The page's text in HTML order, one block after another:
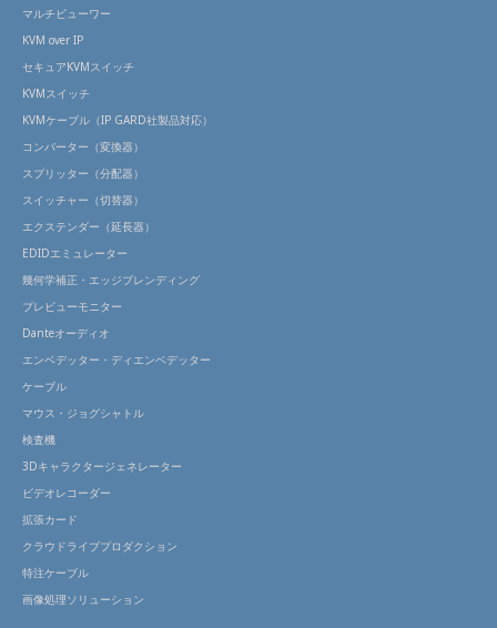
マルチビューワー
KVM over IP
セキュアKVMスイッチ
KVMスイッチ
KVMケーブル（IP GARD社製品対応）
コンバーター（変換器）
スプリッター（分配器）
スイッチャー（切替器）
エクステンダー（延長器）
EDIDエミュレーター
幾何学補正・エッジブレンディング
プレビューモニター
Danteオーディオ
エンベデッター・ディエンベデッター
ケーブル
マウス・ジョグシャトル
検査機
3Dキャラクタージェネレーター
ビデオレコーダー
拡張カード
クラウドライブプロダクション
特注ケーブル
画像処理ソリューション